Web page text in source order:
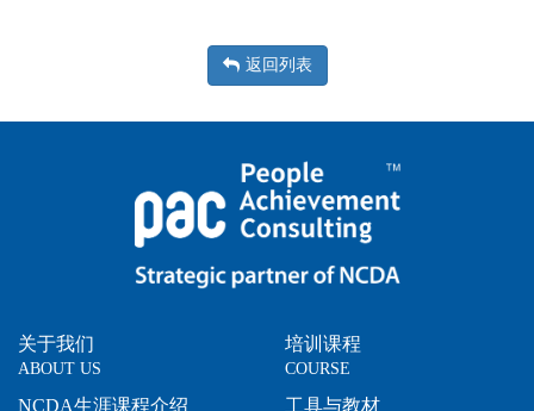
返回列表
关于我们
ABOUT US
NCDA生涯课程介绍
培训课程
COURSE
工具与教材